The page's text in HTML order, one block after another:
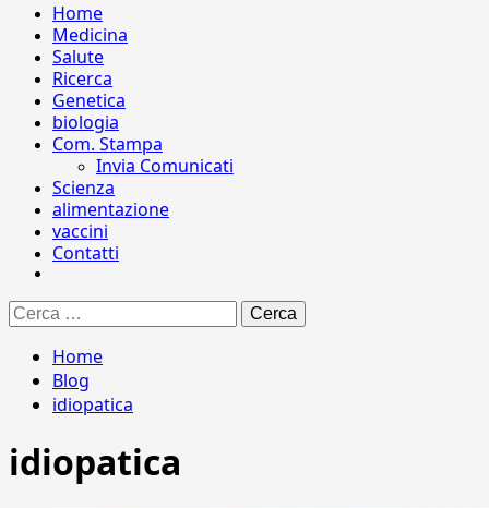
Home
Medicina
Salute
Ricerca
Genetica
biologia
Com. Stampa
Invia Comunicati
Scienza
alimentazione
vaccini
Contatti
Ricerca
per:
Home
Blog
idiopatica
idiopatica